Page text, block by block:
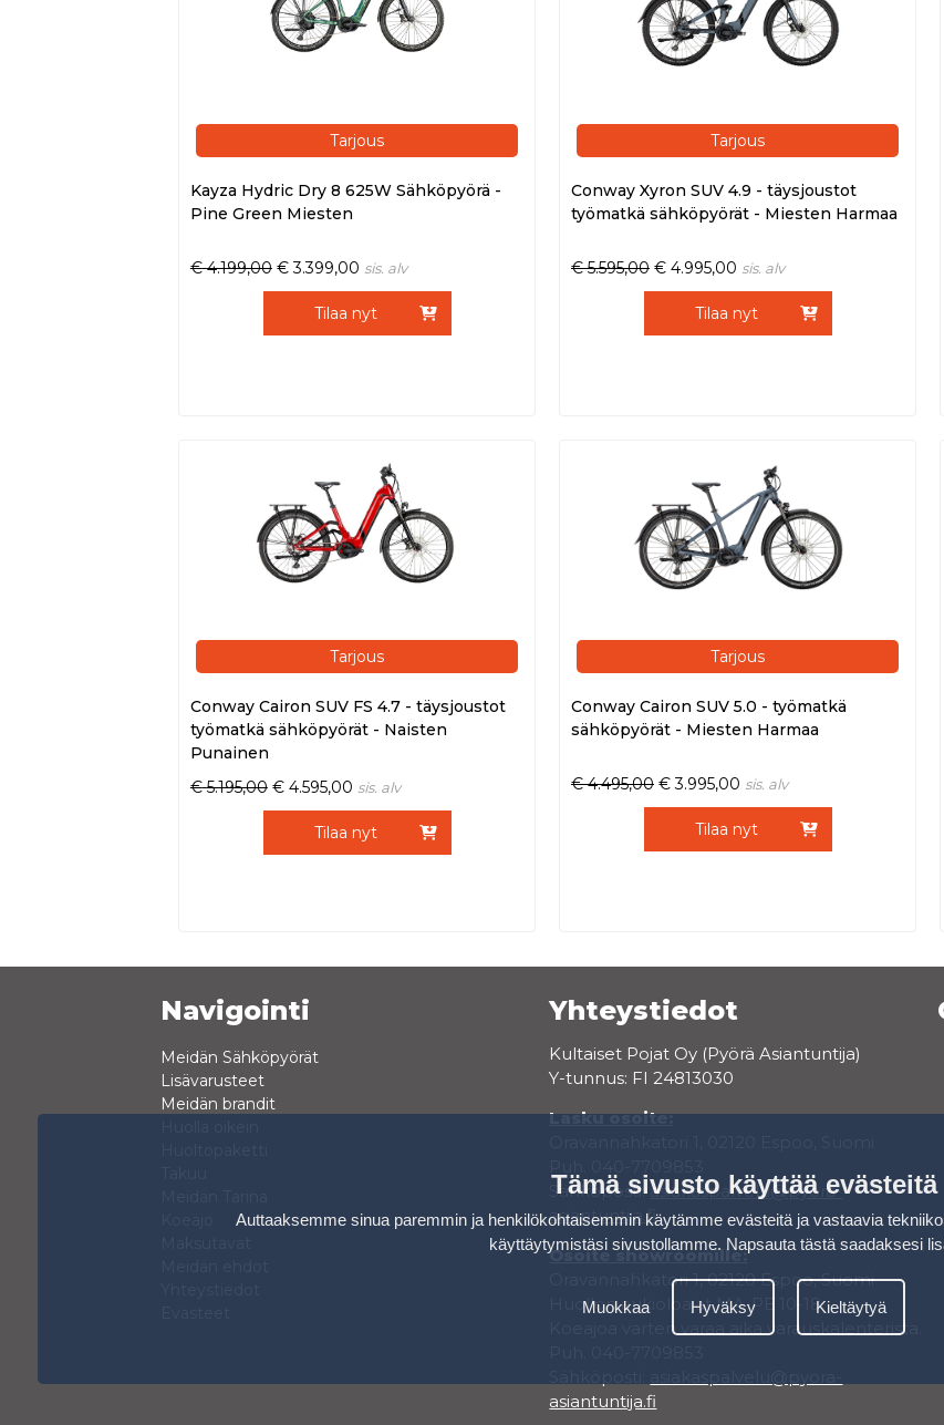
Tarjous
Kayza Hydric Dry 8 625W Sähköpyörä -
Pine Green Miesten
€ 4.199,00 € 3.399,00 sis. alv
Tilaa nyt
Tarjous
Conway Xyron SUV 4.9 - täysjoustot
työmatkä sähköpyörät - Miesten Harmaa
€ 5.595,00 € 4.995,00 sis. alv
Tilaa nyt
Tarjous
Conway Cairon SUV FS 4.7 - täysjoustot
työmatkä sähköpyörät - Naisten
Punainen
€ 5.195,00 € 4.595,00 sis. alv
Tilaa nyt
Tarjous
Conway Cairon SUV 5.0 - työmatkä
sähköpyörät - Miesten Harmaa
€ 4.495,00 € 3.995,00 sis. alv
Tilaa nyt
Navigointi
Meidän Sähköpyörät
Lisävarusteet
Meidän brandit
Yhteystiedot
Kultaiset Pojat Oy (Pyörä Asiantuntija)
Y-tunnus: FI 24813030
Lasku osoite:
Sähköposti:asiakaspalvelu@pyora-
asiantuntija.fi
Osoite showroomille:
Oravannahkatori 1, 02120 Espoo, Suomi
Huollon aukioloajat MA-PE 10-18
Koeajoa varten varaa aika varauskalenterista.
asiantuntija.fi
Tämä sivusto käyttää evästeitä
Auttaaksemme sinua paremmin ja henkilökohtaisemmin käytämme evästeitä ja vastaavia
käyttäytymistäsi sivustollamme. Napsauta tästä saadaksesi
Muokkaa Hyväksy Kieltäytyä